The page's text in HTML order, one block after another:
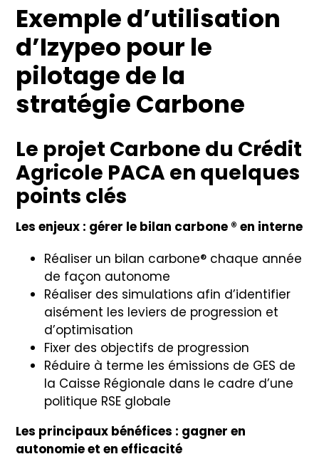
Exemple d’utilisation
d’Izypeo pour le
pilotage de la
stratégie Carbone
Le projet Carbone du Crédit
Agricole PACA en quelques
points clés
Les enjeux : gérer le bilan carbone ® en interne
Réaliser un bilan carbone® chaque année
de façon autonome
Réaliser des simulations afin d’identifier
aisément les leviers de progression et
d’optimisation
Fixer des objectifs de progression
Réduire à terme les émissions de GES de
la Caisse Régionale dans le cadre d’une
politique RSE globale
Les principaux bénéfices : gagner en
autonomie et en efficacité